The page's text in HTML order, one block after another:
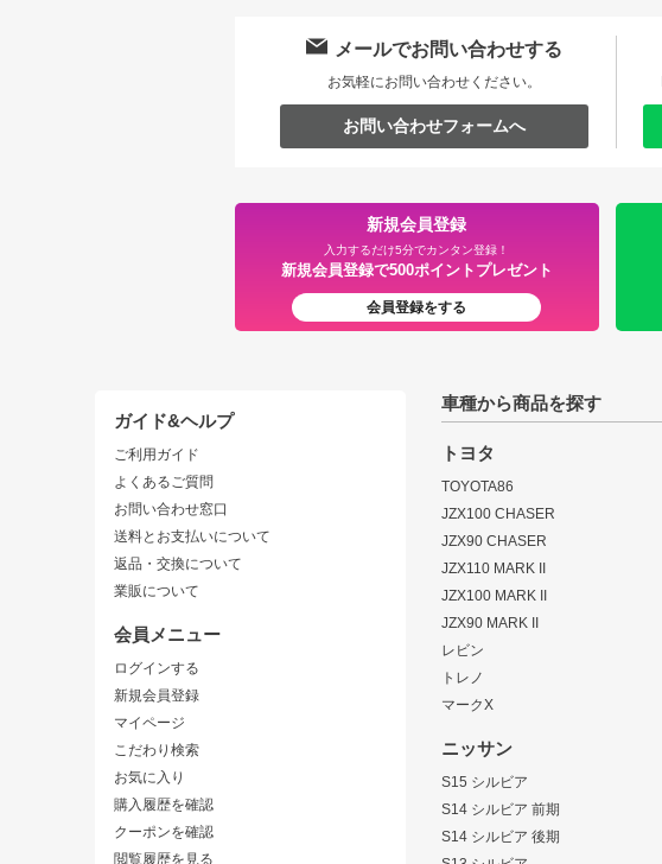
メールでお問い合わせする
お気軽にお問い合わせください。
お問い合わせフォームへ
新規会員登録
入力するだけ5分でカンタン登録！
新規会員登録で500ポイントプレゼント
会員登録をする
ガイド&ヘルプ
ご利用ガイド
よくあるご質問
お問い合わせ窓口
送料とお支払いについて
返品・交換について
業販について
会員メニュー
ログインする
新規会員登録
マイページ
こだわり検索
お気に入り
購入履歴を確認
クーポンを確認
閲覧履歴を見る
車種から商品を探す
トヨタ
TOYOTA86
JZX100 CHASER
JZX90 CHASER
JZX110 MARK II
JZX100 MARK II
JZX90 MARK II
レビン
トレノ
マークX
ニッサン
S15 シルビア
S14 シルビア 前期
S14 シルビア 後期